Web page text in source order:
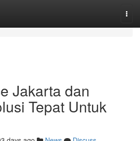
Jakarta dan
Tepat Untuk